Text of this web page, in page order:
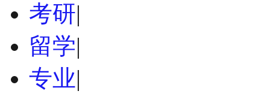
考研|
留学|
专业|